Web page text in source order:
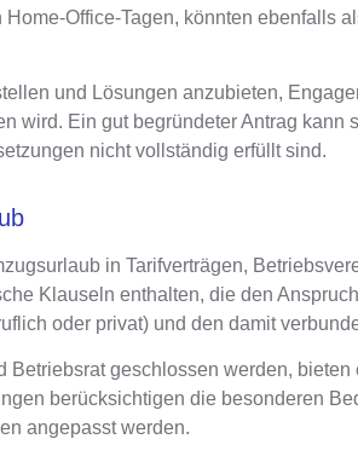
Office-Tagen, könnten ebenfalls
und Lösungen anzubieten,
wird. Ein gut begründeter Antrag kann
nicht vollständig erfüllt sind.
in Tarifverträgen,
Klauseln enthalten, die den
oder privat) und den damit
Betriebsrat geschlossen werden,
berücksichtigen die besonderen
angepasst werden.